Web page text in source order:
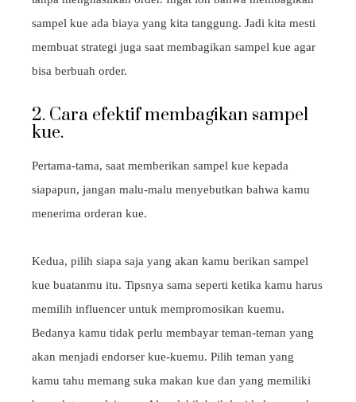
sampel kue ada biaya yang kita tanggung. Jadi kita mesti
membuat strategi juga saat membagikan sampel kue agar
bisa berbuah order.
2. Cara efektif membagikan sampel
kue.
Pertama-tama, saat memberikan sampel kue kepada
siapapun, jangan malu-malu menyebutkan bahwa kamu
menerima orderan kue.
Kedua, pilih siapa saja yang akan kamu berikan sampel
kue buatanmu itu. Tipsnya sama seperti ketika kamu harus
memilih influencer untuk mempromosikan kuemu.
Bedanya kamu tidak perlu membayar teman-teman yang
akan menjadi endorser kue-kuemu. Pilih teman yang
kamu tahu memang suka makan kue dan yang memiliki